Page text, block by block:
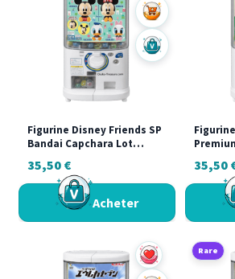
Ajouter au panier
Acheter sur Vinted
Figurine Disney Friends SP
Bandai Capchara Lot
Donald Daisy
35,50 €
Acheter
Daisy
35,50
Rare